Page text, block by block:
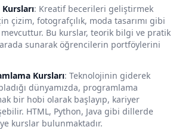
: Kreatif becerileri geliştirmek
çizim, fotografçılık, moda tasarımı gibi
Bu kurslar, teorik bilgi ve pratik
sunarak öğrencilerin portföylerini
Kursları: Teknolojinin giderek
dünyamızda, programlama
bir hobi olarak başlayıp, kariyer
HTML, Python, Java gibi dillerde
kurslar bulunmaktadır.